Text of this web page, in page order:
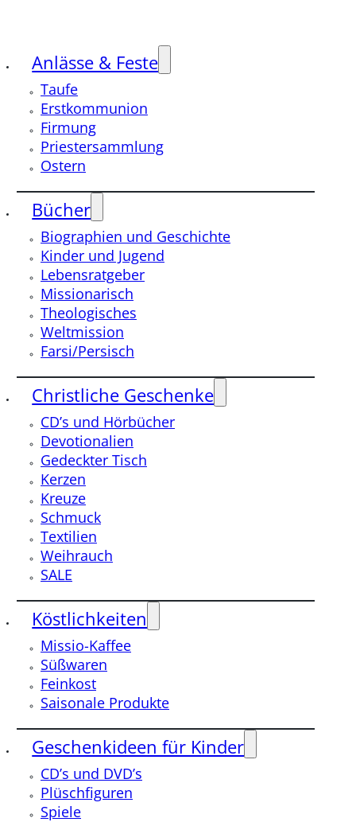
Anlässe & Feste
Taufe
Erstkommunion
Firmung
Priestersammlung
Ostern
Bücher
Biographien und Geschichte
Kinder und Jugend
Lebensratgeber
Missionarisch
Theologisches
Weltmission
Farsi/Persisch
Christliche Geschenke
CD’s und Hörbücher
Devotionalien
Gedeckter Tisch
Kerzen
Kreuze
Schmuck
Textilien
Weihrauch
SALE
Köstlichkeiten
Missio-Kaffee
Süßwaren
Feinkost
Saisonale Produkte
Geschenkideen für Kinder
CD’s und DVD’s
Plüschfiguren
Spiele